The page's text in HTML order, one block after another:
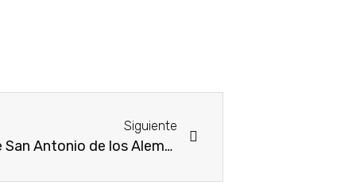
Siguiente
Visita cultural a la Iglesia de San Antonio de los Alemanes